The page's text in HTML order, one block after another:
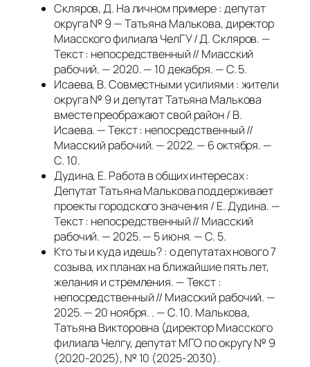
Скляров, Д. На личном примере : депутат
округа № 9 — Татьяна Малькова, директор
Миасского филиала ЧелГУ / Д. Скляров. —
Текст : непосредственный // Миасский
рабочий. — 2020. — 10 декабря. — С. 5.
Исаева, В. Совместными усилиями : жители
округа № 9 и депутат Татьяна Малькова
вместе преображают свой район / В.
Исаева. — Текст : непосредственный //
Миасский рабочий. — 2022. — 6 октября. —
С. 10.
Дудина, Е. Работа в общих интересах :
Депутат Татьяна Малькова поддерживает
проекты городского значения / Е. Дудина. —
Текст : непосредственный // Миасский
рабочий. — 2025. — 5 июня. — С. 5.
Кто ты и куда идешь? : о депутатах нового 7
созыва, их планах на ближайшие пять лет,
желания и стремления. — Текст :
непосредственный // Миасский рабочий. —
2025. — 20 ноября. . — С. 10. Малькова,
Татьяна Викторовна (директор Миасского
филиала Челгу, депутат МГО по округу № 9
(2020-2025), № 10 (2025-2030).